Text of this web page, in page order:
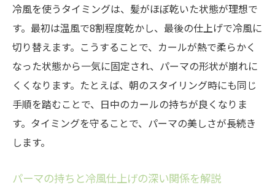
自然乾燥と冷風仕上げのパーマダメージ比
較
パーマの美しい仕上がりは冷風で実現でき
る
ドライヤーの使い方次第でパーマが消える？
パーマのカールを守るドライヤーの温度調
策
冷風を使うタイミングは、髪がほぼ乾いた状態が理想で
す。最初は温風で8割程度乾かし、最後の仕上げで冷風に
切り替えます。こうすることで、カールが熱で柔らかく
なった状態から一気に固定され、パーマの形状が崩れに
くくなります。たとえば、朝のスタイリング時にも同じ
手順を踏むことで、日中のカールの持ちが良くなりま
す。タイミングを守ることで、パーマの美しさが長続き
します。
パーマの持ちと冷風仕上げの深い関係を解説